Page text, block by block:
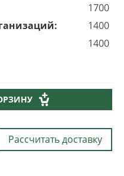
1700
1400
1400
Рассчитать доставку